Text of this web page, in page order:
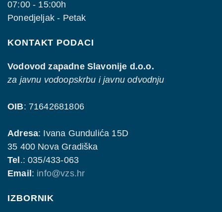
07:00 - 15:00h
Ponedjeljak - Petak
KONTAKT PODACI
Vodovod zapadne Slavonije d.o.o.
za javnu vodoopskrbu i javnu odvodnju
OIB: 71642681806
Adresa: Ivana Gundulića 15D
35 400 Nova Gradiška
Tel .: 035/433-063
Email : info@vzs.hr
IZBORNIK